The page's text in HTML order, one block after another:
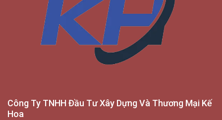
Công Ty TNHH Đầu Tư Xây Dựng Và Thương Mại Kế
Hoa